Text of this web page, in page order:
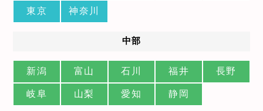
東京 神奈川
中部
新潟 富山 石川 福井 長野
岐阜 山梨 愛知 静岡